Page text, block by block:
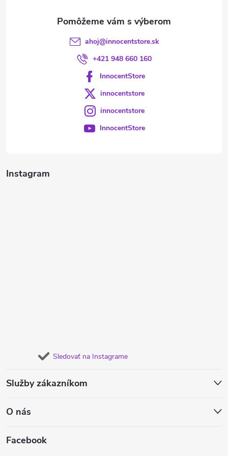
Instagram
Sledovať na Instagrame
Služby zákazníkom
O nás
Facebook
ahoj@innocentstore.sk
+421 948 660 160
InnocentStore
innocentstore
innocentstore
InnocentStore